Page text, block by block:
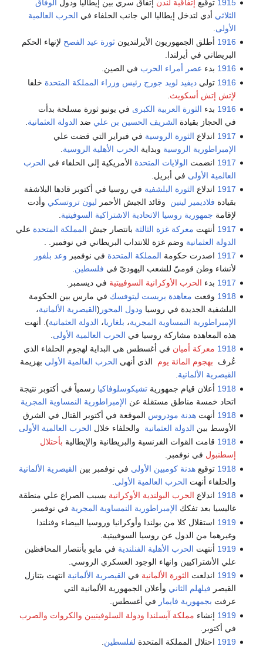
1915 توقيع إتفاقية لندن إتفاق سري بين إيطاليا ودول
الوفاق
الثلاثي أدي لتدخل إيطاليا الي جانب الحلفاء في الحرب العالمية
الأولى
1916 أطلق الجمهوريون الأيرلنديونثورة عيد الفصح لإنهاء الحكم
البريطاني في أيرلندا.
1916 بدء عصر أمراء الحرب في الصين.
1916 توليديفيد لويد جورج رئيس وزراء المملكة المتحدة خلفا
لإتش إتش أسكويث
1916 بدء الثورة العربية الكبرى في يونيو ثورة مسلحة بدأت
في الحجاز بقيادة الشريف الحسين بن علي ضد الدولة العثمانية
1917 اندلاع الثورة الروسية في فبراير التي قضت علي
الإمبراطورية الروسية وبداية الحرب الأهلية الروسية
1917 انضمت الولايات المتحدة الأمريكية إلى الحلفاء في الحرب
العالمية الأولى في أبريل.
1917 اندلاع الثورة البلشفية في روسيا في أكتوبر قادها البلاشفة
بقيادة فلاديمير لينين وقائد الجيش الأحمر ليون تروتسكي وأدت
لإقامة جمهورية روسيا الاتحادية الاشتراكية السوفيتية.
1917 أنتهت معركة غزة الثالثة بانتصار جيش المملكة المتحدة علي
الدولة العثمانية وضم غزة للانتداب البريطاني في نوفمبر. .
1917 اصدرت حكومة المملكة المتحدة في نوفمبر وعد بلفور
لأنشاء وطن قوميّ للشعب اليهوديّ في فلسطين
1917 بدء الحرب الأوكرانية السوفييتية في ديسمبر.
1918 وقعت معاهدة بريست ليتوفسك في مارس بين الحكومة
البلشفية الجديدة في روسيا ودول المحور (القيصرية الألمانية،
الإمبراطورية النمساوية المجرية، بلغاريا، الدولة العثمانية). أنهت
هذه المعاهدة مشاركة روسيا في الحرب العالمية الأولى
1918 معركة أميان في أغسطس هي البداية لهجوم الحلفاء الذي
عُرف بهجوم المائة يوم الذي أنهى الحرب العالمية الأولى بهزيمة
القيصرية الألمانية.
1918 أعلان قيام جمهوريةتشيكوسلوفاكيا رسمياً في أكتوبر نتيجة
اتحاد خمسة مناطق مستقلة عن الإمبراطورية النمساوية المجرية
1918 أنهتهدنة مودروس الموقعة في أكتوبر القتال في الشرق
الأوسط بين الدولة العثمانية والحلفاء خلال الحرب العالمية الأولى
1918 قامت القوات الفرنسية والبريطانية والإيطالية بأحتلال
إسطنبول في نوفمبر.
1918 توقيعهدنة كومبين الأولى في نوفمبر بين القيصرية الألمانية
والحلفاء أنهت الحرب العالمية الأولى
1918 اندلاع الحرب البولندية الأوكرانية بسبب الصراع علي منطقة
غاليسيا بعد تفكك الإمبراطورية النمساوية المجرية في نوفمبر.
1919 استقلال كلا من بولندا وأوكرانيا وروسيا البيضاء وفنلندا
وغيرهما من الدول عن روسيا السوفييتية.
1919 أنتهت الحرب الأهلية الفنلندية في مايو بأنتصار المحافظين
علي الأشتراكيين وانهاء الوجود العسكري الروسي.
1919 اندلعت الثورة الألمانية في القيصرية الألمانية انتهت بتنازل
القيصر فيلهلم الثاني وأعلان الجمهورية الألمانية التي
عرفت بجمهورية فايمار في أغسطس.
1919 إنشاء مملكة آيسلندا ودولة السلوفينيين والكروات والصرب
في أكتوبر.
1919 احتلال المملكة المتحدة لفلسطين